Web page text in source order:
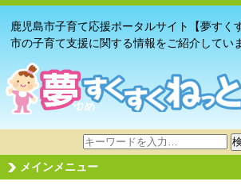
鹿児島市子育て応援ポータルサイト【夢すく
市の子育て支援に関する情報をご紹介してい
サ
イ
ト
メインメニュー